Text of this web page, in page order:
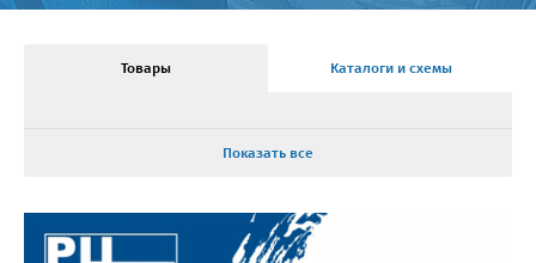
Товары Каталоги и схемы
Показать все